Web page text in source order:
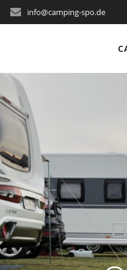
info@camping-spo.de